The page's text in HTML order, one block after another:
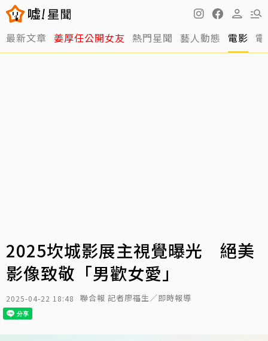
最新文章 姜厚任公開女友 熱門星聞 藝人動態 電影
2025坎城影展主視覺曝光 絕美
影像致敬「男歡女愛」
2025-04-22 18:48 聯合報 記者廖福生／即時報導